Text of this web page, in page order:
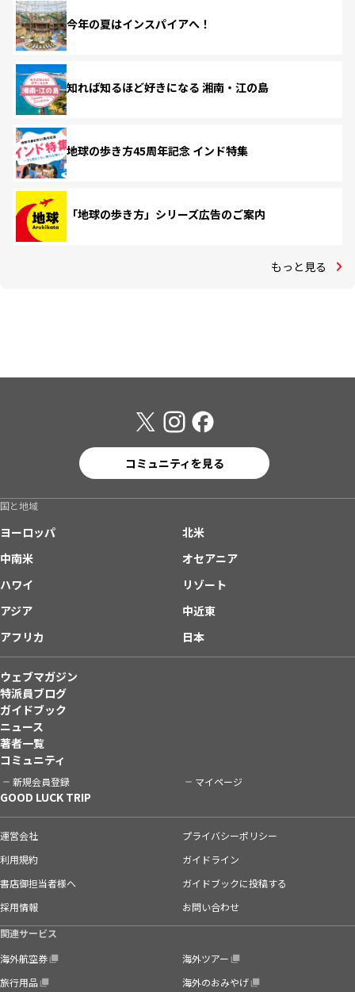
今年の夏はインスパイアへ！
知れば知るほど好きになる 湘南・江の島
地球の歩き方45周年記念 インド特集
「地球の歩き方」シリーズ広告のご案内
もっと見る
コミュニティを見る
国と地域
ヨーロッパ
北米
中南米
オセアニア
ハワイ
リゾート
アジア
中近東
アフリカ
日本
ウェブマガジン
特派員ブログ
ガイドブック
ニュース
著者一覧
コミュニティ
新規会員登録 マイページ
GOOD LUCK TRIP
運営会社
プライバシーポリシー
利用規約
ガイドライン
書店御担当者様へ
ガイドブックに投稿する
採用情報
お問い合わせ
関連サービス
海外航空券
海外ツアー
旅行用品
海外のおみやげ